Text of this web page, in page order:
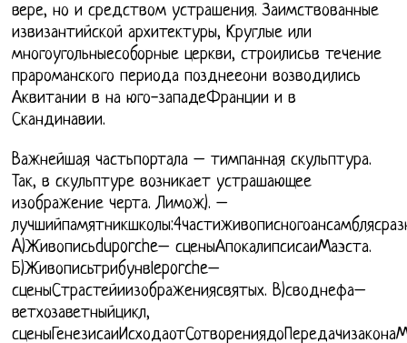
вере, но и средством устрашения. Заимствованные
извизантийской архитектуры, Круглые или
многоугольныесоборные церкви, строилисьв течение
прароманского периода позднееони возводились
Аквитании в на юго-западеФранции и в
Скандинавии.
Важнейшая частьпортала – тимпанная скульптура.
Так, в скульптуре возникает устрашающее
изображение черта. Лимож). –
A)Живописьduporche– сценыАпокалипсисаиМаэста.
Б)Живописьтрибунвleporche–
сценыСтрастейиизображениясвятых. В)своднефа–
ветхозаветныйцикл,